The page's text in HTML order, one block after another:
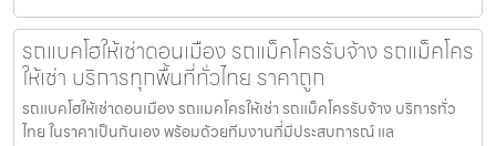
รถแบคโฮให้เช่าดอนเมือง รถแม็คโครรับจ้าง รถแม็คโคร
ให้เช่า บริการทุกพื้นที่ทั่วไทย ราคาถูก
รถแบคโฮให้เช่าดอนเมือง รถแมคโครให้เช่า รถแม็คโครรับจ้าง บริการทั่ว
ไทย ในราคาเป็นกันเอง พร้อมด้วยทีมงานที่มีประสบการณ์ แล